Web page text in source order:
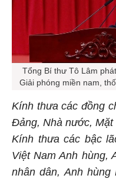
Tổng Bí thư Tô Lâm
Giải phóng miền nam,
Kính thưa các đồng
Đảng, Nhà nước, Mặt
Kính thưa các bậc
Việt Nam Anh hùng,
nhân dân, Anh